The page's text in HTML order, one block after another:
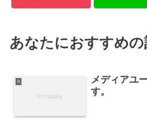
あなたにおすすめの
it
メディアユ
す。